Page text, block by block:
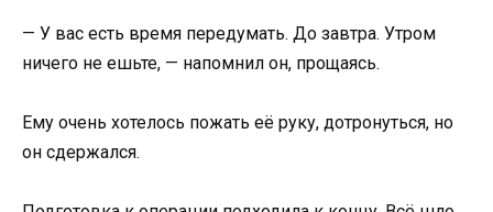
— У вас есть время передумать. До завтра. Утром
ничего не ешьте, — напомнил он, прощаясь.
Ему очень хотелось пожать её руку, дотронуться, но
он сдержался.